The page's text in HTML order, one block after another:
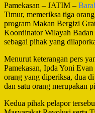
Pamekasan – JATIM –
Timur, memeriksa tiga
program Makan Bergizi
Koordinator Wilayah
sebagai pihak yang
Menurut keterangan pers
Pamekasan, Ipda Yoni
orang yang diperiksa, dua
dan satu orang merupakan
Kedua pihak pelapor